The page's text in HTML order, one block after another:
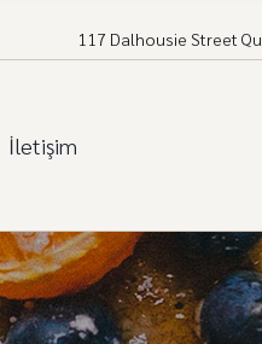
117 Dalhousie Street
İletişim